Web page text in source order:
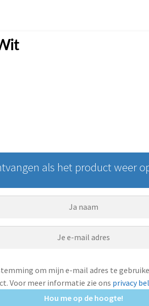
als het product weer
om mijn e-mail adres te
Voor meer informatie zie ons privacy
Hou me op de hoogte!